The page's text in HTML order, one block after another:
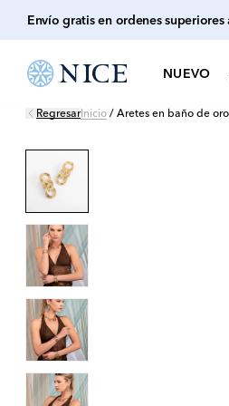
Envío gratis en ordenes
NUEVO
RegresarInicio / Aretes en baño de